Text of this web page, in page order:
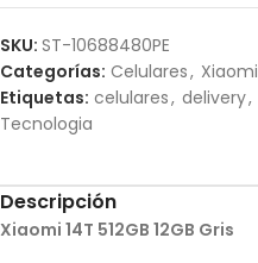
SKU: ST-10688480PE
Categorías: Celulares, Xiaomi
Etiquetas: celulares, delivery,
Tecnologia
Descripción
Xiaomi 14T 512GB 12GB Gris